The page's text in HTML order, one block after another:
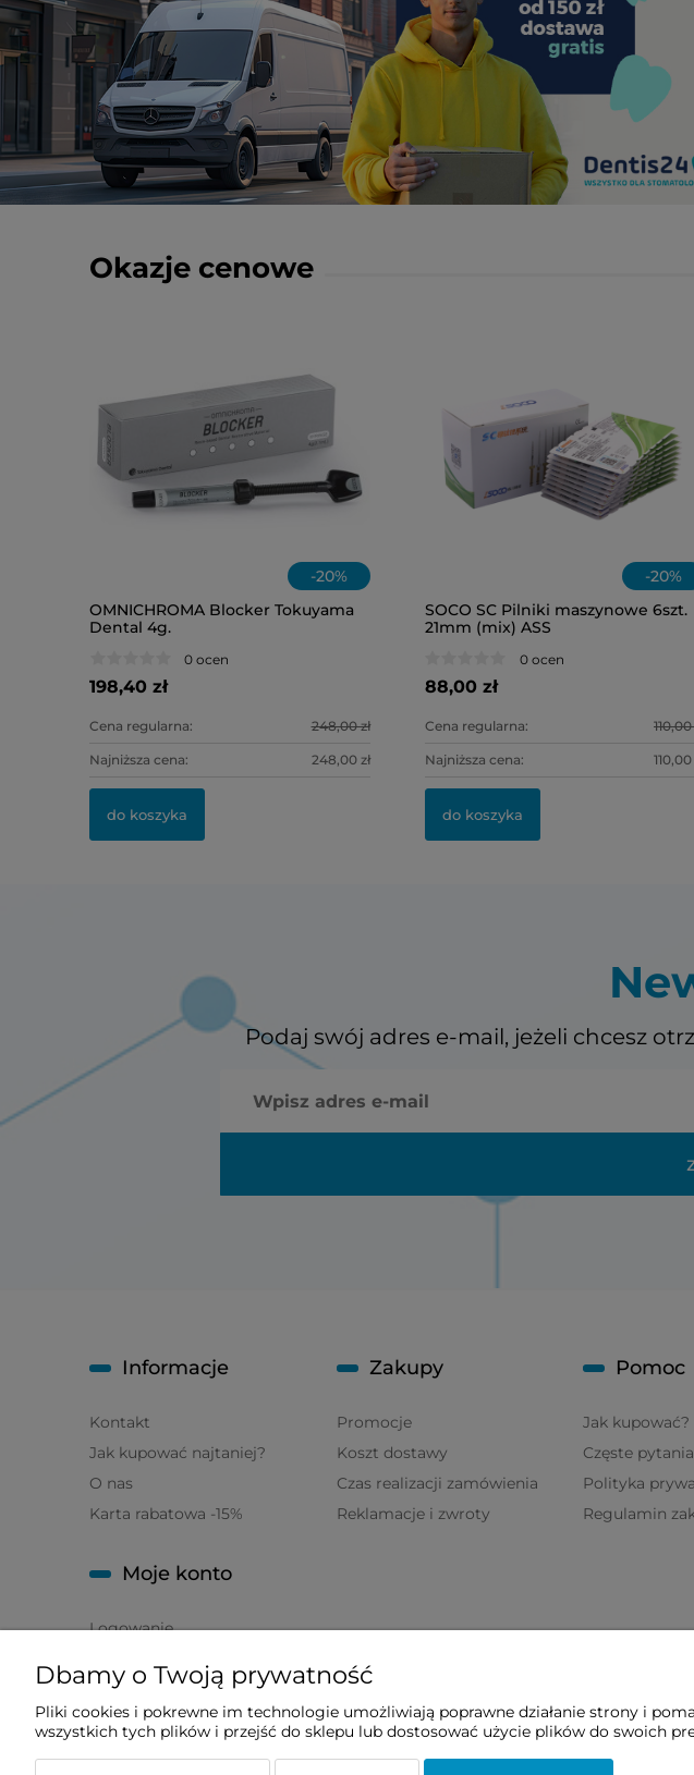
Okazje cenowe
-20%
OMNICHROMA Blocker Tokuyama
Dental 4g.
0 ocen
198,40 zł
Cena regularna: 248,00 zł
Najniższa cena: 248,00 zł
do koszyka
-20%
SOCO SC Pilniki maszynowe 6szt.
21mm (mix) ASS
0 ocen
88,00 zł
Cena regularna: 110,00
Najniższa cena: 110,00
do koszyka
Podaj swój adres e-mail, jeżeli chcesz
Informacje
Kontakt
Jak kupować najtaniej?
O nas
Karta rabatowa -15%
Zakupy
Promocje
Koszt dostawy
Czas realizacji zamówienia
Reklamacje i zwroty
Pomoc
Jak kupować?
Częste pytania
Polityka
Regulamin
Moje konto
Logowanie
Przechowalnia
Ustawienia konta
Dbamy o Twoją prywatność
Pliki cookies i pokrewne im technologie umożliwiają poprawne działanie strony i
wszystkich tych plików i przejść do sklepu lub dostosować użycie plików do swoich